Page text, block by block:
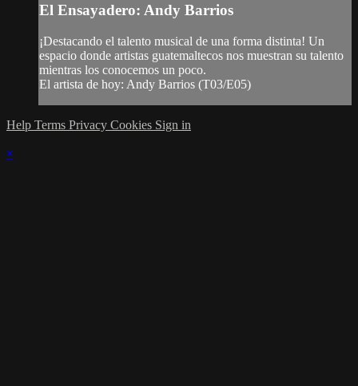
El Ensayadero: Andy Barrios
¡Destacando el talento musical de una forma distinta! Un
espacio donde artistas guatemaltecos nos muestran su talento
mientras los conocemos un poco.
El artista de hoy: Andy Barrios (T03/E05)
Help Terms Privacy Cookies Sign in
×